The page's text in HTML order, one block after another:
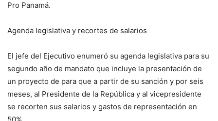
Pro Panamá.
Agenda legislativa y recortes de salarios
El jefe del Ejecutivo enumeró su agenda legislativa para su
segundo año de mandato que incluye la presentación de
un proyecto de para que a partir de su sanción y por seis
meses, al Presidente de la República y al vicepresidente
se recorten sus salarios y gastos de representación en